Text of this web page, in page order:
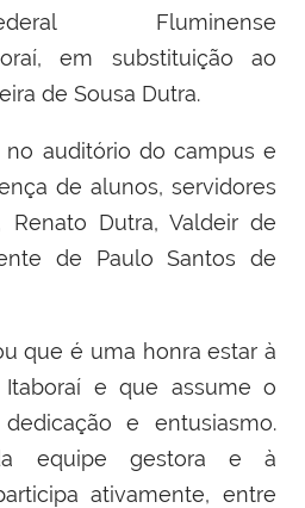
Fluminense
em substituição ao
de Sousa Dutra.
auditório do campus e
de alunos, servidores
Dutra, Valdeir de
de Paulo Santos de
que é uma honra estar à
e que assume o
e entusiasmo.
equipe gestora e à
ativamente, entre